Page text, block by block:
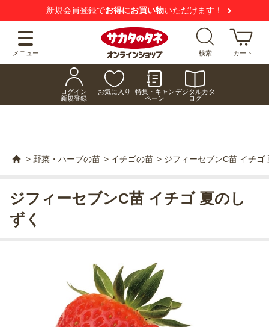
新規会員登録でお得にお買い物いただけます！
メニュー 検索 カート
ログイン
新規登録
お気に入り
特集・キャン
ペーン
デジタルカタ
ログ
> 野菜・ハーブの苗 > イチゴの苗 > ジフィーセブンC苗 イチゴ
ジフィーセブンC苗 イチゴ 夏のし
ずく